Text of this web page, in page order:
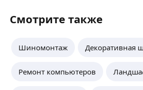
Смотрите также
Шиномонтаж Декоративная
Ремонт компьютеров